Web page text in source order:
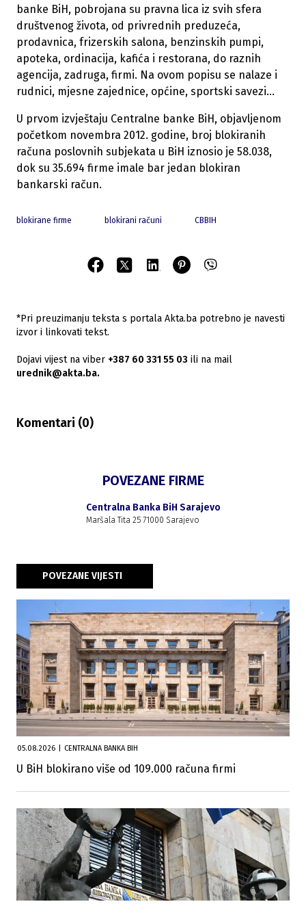
banke BiH, pobrojana su pravna lica iz svih sfera
društvenog života, od privrednih preduzeća,
prodavnica, frizerskih salona, benzinskih pumpi,
apoteka, ordinacija, kafića i restorana, do raznih
agencija, zadruga, firmi. Na ovom popisu se nalaze i
rudnici, mjesne zajednice, općine, sportski savezi…
U prvom izvještaju Centralne banke BiH, objavljenom
početkom novembra 2012. godine, broj blokiranih
računa poslovnih subjekata u BiH iznosio je 58.038,
dok su 35.694 firme imale bar jedan blokiran
bankarski račun.
blokirane firme blokirani računi CBBIH
*Pri preuzimanju teksta s portala Akta.ba potrebno je navesti
izvor i linkovati tekst.
Dojavi vijest na viber +387 60 331 55 03 ili na mail
urednik@akta.ba.
Komentari (0)
POVEZANE FIRME
Centralna Banka BiH Sarajevo
Maršala Tita 25 71000 Sarajevo
POVEZANE VIJESTI
05.08.2026 CENTRALNA BANKA BIH
U BiH blokirano više od 109.000 računa firmi